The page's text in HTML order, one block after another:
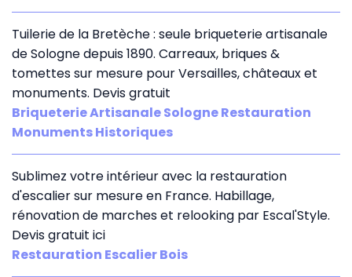
Tuilerie de la Bretèche : seule briqueterie artisanale
de Sologne depuis 1890. Carreaux, briques &
tomettes sur mesure pour Versailles, châteaux et
monuments. Devis gratuit
Briqueterie Artisanale Sologne Restauration
Monuments Historiques
Sublimez votre intérieur avec la restauration
d'escalier sur mesure en France. Habillage,
rénovation de marches et relooking par Escal'Style.
Devis gratuit ici
Restauration Escalier Bois